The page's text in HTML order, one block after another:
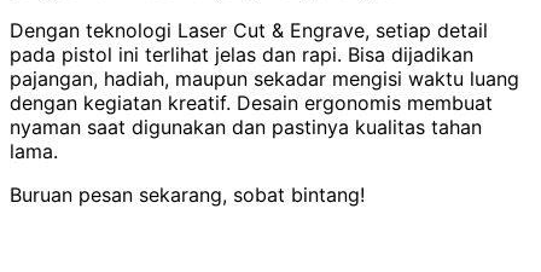
Dengan teknologi Laser Cut & Engrave, setiap detail
pada pistol ini terlihat jelas dan rapi. Bisa dijadikan
pajangan, hadiah, maupun sekadar mengisi waktu luang
dengan kegiatan kreatif. Desain ergonomis membuat
nyaman saat digunakan dan pastinya kualitas tahan
lama.
Buruan pesan sekarang, sobat bintang!